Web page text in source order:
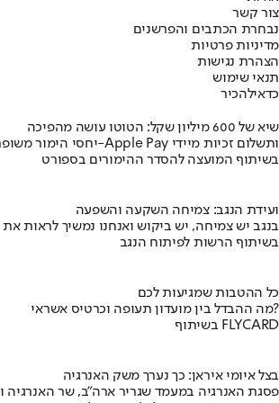
צור קשר
נבחרת הכתבים והפרשנים
מדיניות פרטיות
הצהרת נגישות
תנאי שימוש
כדאילהכיר
שיא של 600 מיליון שקל: הטוטו עושה מהפיכה
יחסי הימור משופרים, הפקדות ב-Apple Pay ותשלום זכיות מיידי
בשיתוף המועצה להסדר ההימורים בספורט
ועידת הנגב: צמיחה השקעה והשפעה
בנגב יש צמיחה, יש ביקוש ואנחנו נמשיך לראות
בשיתוף הרשות לפיתוח הנגב
כל ההטבות שמגיעות לכם
מה ההבדל בין מועדון תעופה וכרטיס אשראי?
בשיתוף FLYCARD
בצל איומי איראן: כך נערך משק האנרגיה
פסגת האנרגיה במעמד שגריר ארה"ב, שר האנרגיה